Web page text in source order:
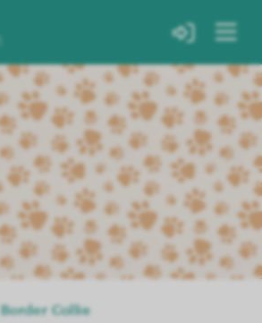
Border Collie